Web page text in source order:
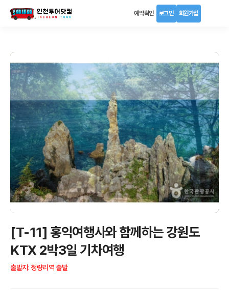
예약확인 로그인 회원가입
[T-11] 홍익여행사와 함께하는 강원도
KTX 2박3일 기차여행
출발지: 청량리역 출발